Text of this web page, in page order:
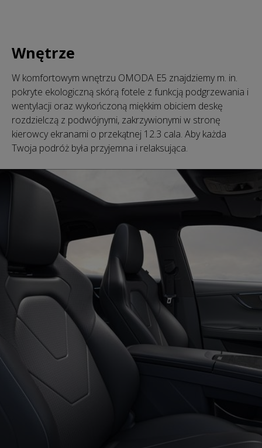
Wnętrze
W komfortowym wnętrzu OMODA E5 znajdziemy m. in.
pokryte ekologiczną skórą fotele z funkcją podgrzewania i
wentylacji oraz wykończoną miękkim obiciem deskę
rozdzielczą z podwójnymi, zakrzywionymi w stronę
kierowcy ekranami o przekątnej 12.3 cala. Aby każda
Twoja podróż była przyjemna i relaksująca.